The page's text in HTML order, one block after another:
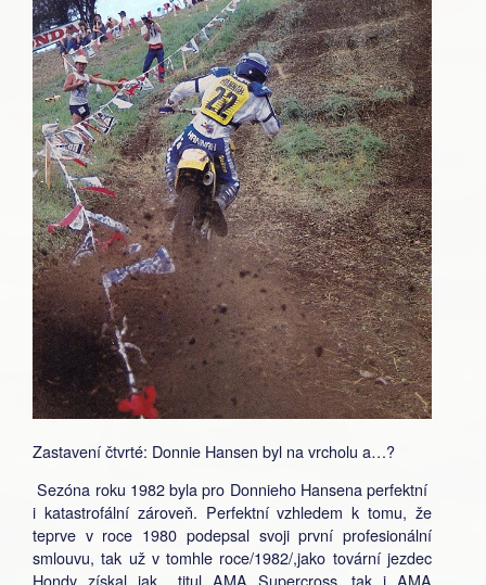
Zastavení čtvrté: Donnie Hansen byl na vrcholu a…?
Sezóna roku 1982 byla pro Donnieho Hansena perfektní
i katastrofální zároveň. Perfektní vzhledem k tomu, že
teprve v roce 1980 podepsal svoji první profesionální
smlouvu, tak už v tomhle roce/1982/,jako tovární jezdec
Hondy získal jak titul AMA Supercross, tak i AMA